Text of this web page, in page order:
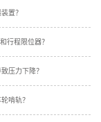
置？
行程限位器？
压力下降？
啃轨？